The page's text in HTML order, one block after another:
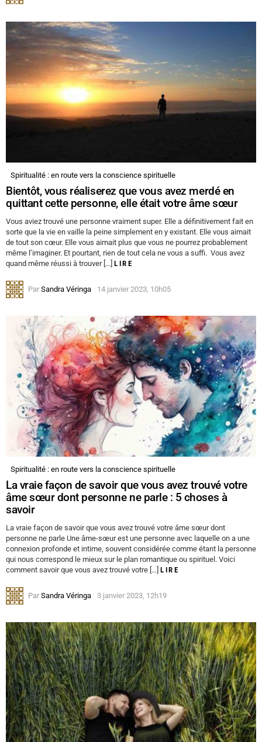
Spiritualité : en route vers la conscience spirituelle
Bientôt, vous réaliserez que vous avez merdé en
quittant cette personne, elle était votre âme sœur
Vous aviez trouvé une personne vraiment super. Elle a définitivement fait en
sorte que la vie en vaille la peine simplement en y existant. Elle vous aimait
de tout son cœur. Elle vous aimait plus que vous ne pourrez probablement
même l’imaginer. Et pourtant, rien de tout cela ne vous a suffi. Vous avez
quand même réussi à trouver […] LIRE
Par Sandra Véringa 14 janvier 2023, 10h05
Spiritualité : en route vers la conscience spirituelle
La vraie façon de savoir que vous avez trouvé votre
âme sœur dont personne ne parle : 5 choses à
savoir
La vraie façon de savoir que vous avez trouvé votre âme sœur dont
personne ne parle Une âme-sœur est une personne avec laquelle on a une
connexion profonde et intime, souvent considérée comme étant la personne
qui nous correspond le mieux sur le plan romantique ou spirituel. Voici
comment savoir que vous avez trouvé votre […] LIRE
Par Sandra Véringa 3 janvier 2023, 12h19